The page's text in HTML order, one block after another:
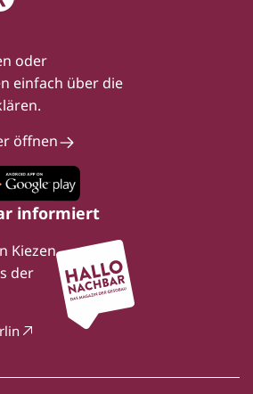
oder
einfach über die
öffnen
informiert
Kiezen
der